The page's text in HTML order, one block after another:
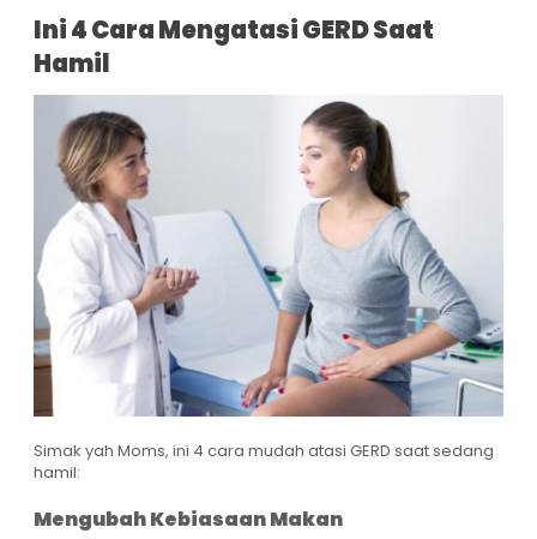
Ini 4 Cara Mengatasi GERD Saat
Hamil
Simak yah Moms, ini 4 cara mudah atasi GERD saat sedang
hamil:
Mengubah Kebiasaan Makan